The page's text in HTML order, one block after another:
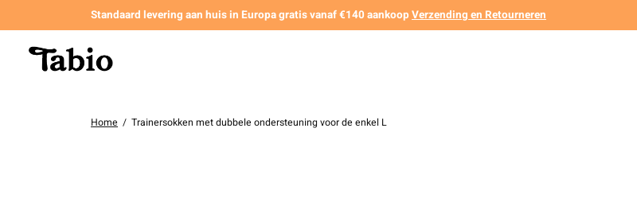
Standaard levering aan huis in Europa gratis vanaf €140 aankoop Verzending en Retourneren
Home / Trainersokken met dubbele ondersteuning voor de enkel L